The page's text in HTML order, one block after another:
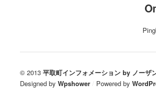
© 2013 平取町インフォメーション by ノーザ
Designed by Wpshower / Powered by